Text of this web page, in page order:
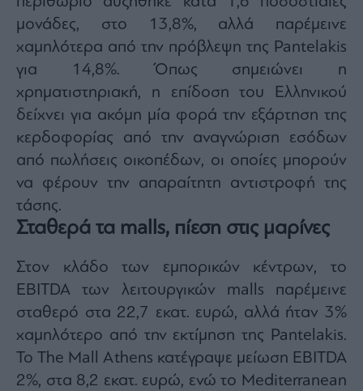
μονάδες, στο 13,8%, αλλά παρέμεινε
χαμηλότερα από την πρόβλεψη της Pantelakis
για 14,8%. Όπως σημειώνει η
χρηματιστηριακή, η επίδοση του Ελληνικού
δείχνει για ακόμη μία φορά την εξάρτηση της
κερδοφορίας από την αναγνώριση εσόδων
από πωλήσεις οικοπέδων, οι οποίες μπορούν
να φέρουν την απαραίτητη αντιστροφή της
τάσης.
Σταθερά τα malls, πίεση στις μαρίνες
Στον κλάδο των εμπορικών κέντρων, το
EBITDA των λειτουργικών malls παρέμεινε
σταθερό στα 22,7 εκατ. ευρώ, αλλά ήταν 3%
χαμηλότερο από την εκτίμηση της Pantelakis.
Το The Mall Athens κατέγραψε μείωση EBITDA
2%, στα 8,2 εκατ. ευρώ, ενώ το Mediterranean